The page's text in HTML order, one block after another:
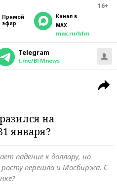
16+
прямой
эфир
Канал в
MAX
max.ru/bfm
Telegram
t.me/BFMnews
на
января?
падение к доллару, но
росту перешла и Мосбиржа. С